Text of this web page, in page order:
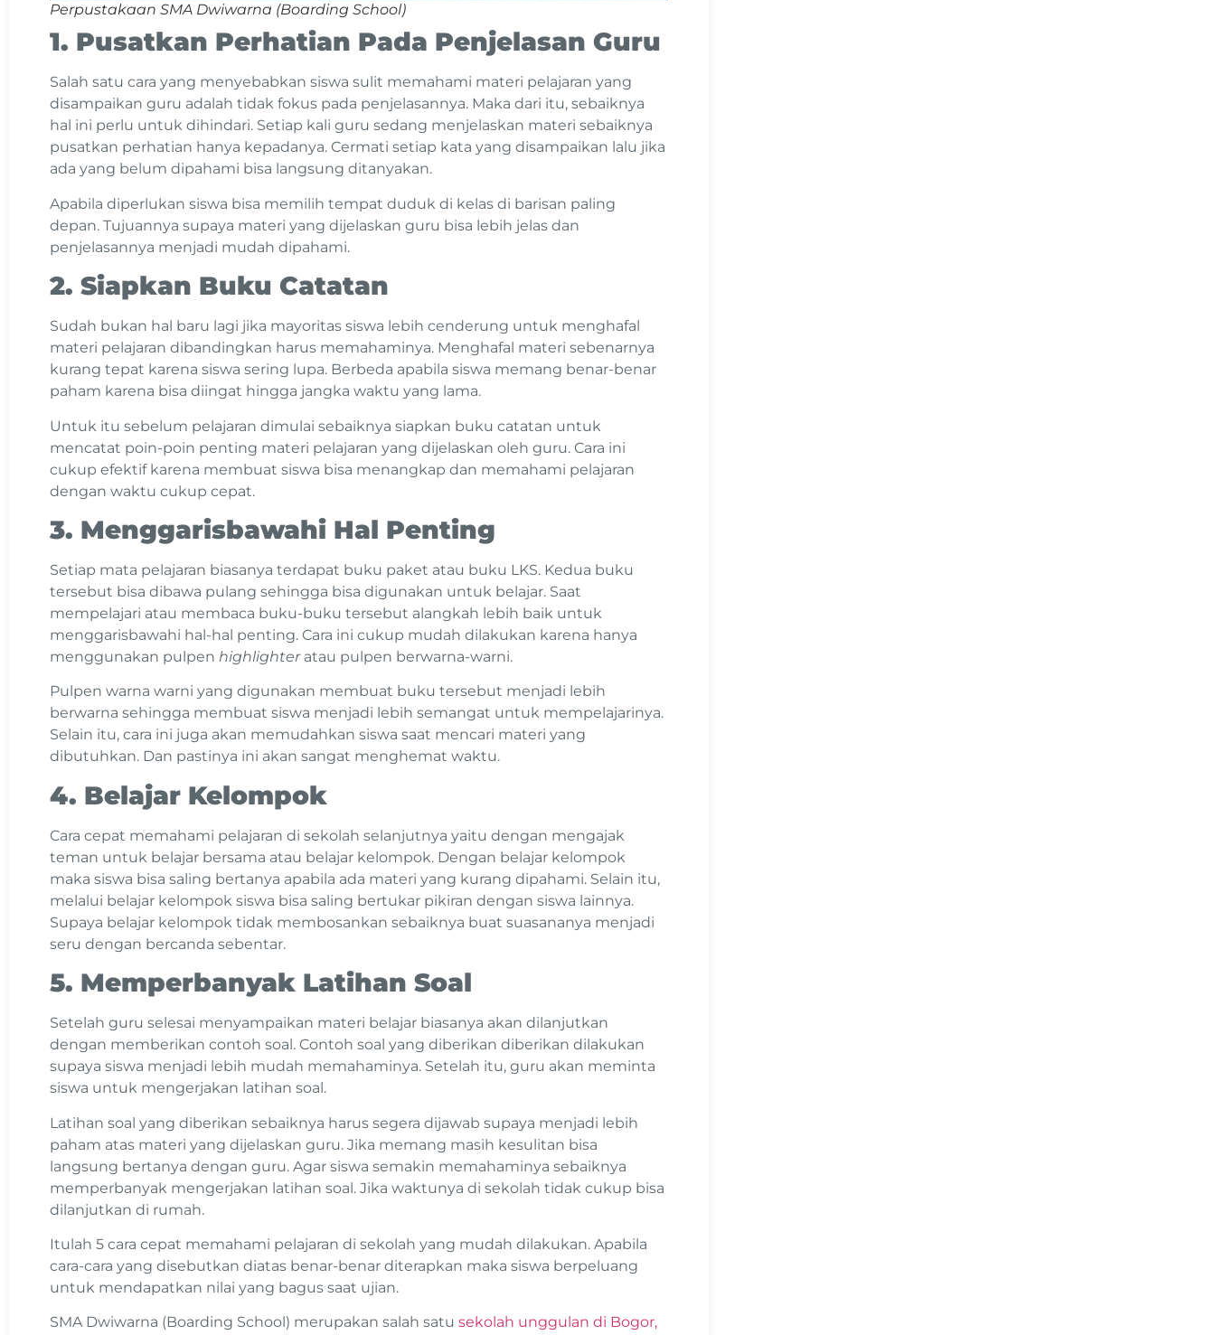
Perpustakaan SMA Dwiwarna (Boarding School)
1. Pusatkan Perhatian Pada Penjelasan Guru
Salah satu cara yang menyebabkan siswa sulit memahami materi pelajaran yang
disampaikan guru adalah tidak fokus pada penjelasannya. Maka dari itu, sebaiknya
hal ini perlu untuk dihindari. Setiap kali guru sedang menjelaskan materi sebaiknya
pusatkan perhatian hanya kepadanya. Cermati setiap kata yang disampaikan lalu jika
ada yang belum dipahami bisa langsung ditanyakan.
Apabila diperlukan siswa bisa memilih tempat duduk di kelas di barisan paling
depan. Tujuannya supaya materi yang dijelaskan guru bisa lebih jelas dan
penjelasannya menjadi mudah dipahami.
2. Siapkan Buku Catatan
Sudah bukan hal baru lagi jika mayoritas siswa lebih cenderung untuk menghafal
materi pelajaran dibandingkan harus memahaminya. Menghafal materi sebenarnya
kurang tepat karena siswa sering lupa. Berbeda apabila siswa memang benar-benar
paham karena bisa diingat hingga jangka waktu yang lama.
Untuk itu sebelum pelajaran dimulai sebaiknya siapkan buku catatan untuk
mencatat poin-poin penting materi pelajaran yang dijelaskan oleh guru. Cara ini
cukup efektif karena membuat siswa bisa menangkap dan memahami pelajaran
dengan waktu cukup cepat.
3. Menggarisbawahi Hal Penting
Setiap mata pelajaran biasanya terdapat buku paket atau buku LKS. Kedua buku
tersebut bisa dibawa pulang sehingga bisa digunakan untuk belajar. Saat
mempelajari atau membaca buku-buku tersebut alangkah lebih baik untuk
menggarisbawahi hal-hal penting. Cara ini cukup mudah dilakukan karena hanya
menggunakan pulpen highlighter atau pulpen berwarna-warni.
Pulpen warna warni yang digunakan membuat buku tersebut menjadi lebih
berwarna sehingga membuat siswa menjadi lebih semangat untuk mempelajarinya.
Selain itu, cara ini juga akan memudahkan siswa saat mencari materi yang
dibutuhkan. Dan pastinya ini akan sangat menghemat waktu.
4. Belajar Kelompok
Cara cepat memahami pelajaran di sekolah selanjutnya yaitu dengan mengajak
teman untuk belajar bersama atau belajar kelompok. Dengan belajar kelompok
maka siswa bisa saling bertanya apabila ada materi yang kurang dipahami. Selain itu,
melalui belajar kelompok siswa bisa saling bertukar pikiran dengan siswa lainnya.
Supaya belajar kelompok tidak membosankan sebaiknya buat suasananya menjadi
seru dengan bercanda sebentar.
5. Memperbanyak Latihan Soal
Setelah guru selesai menyampaikan materi belajar biasanya akan dilanjutkan
dengan memberikan contoh soal. Contoh soal yang diberikan diberikan dilakukan
supaya siswa menjadi lebih mudah memahaminya. Setelah itu, guru akan meminta
siswa untuk mengerjakan latihan soal.
Latihan soal yang diberikan sebaiknya harus segera dijawab supaya menjadi lebih
paham atas materi yang dijelaskan guru. Jika memang masih kesulitan bisa
langsung bertanya dengan guru. Agar siswa semakin memahaminya sebaiknya
memperbanyak mengerjakan latihan soal. Jika waktunya di sekolah tidak cukup bisa
dilanjutkan di rumah.
Itulah 5 cara cepat memahami pelajaran di sekolah yang mudah dilakukan. Apabila
cara-cara yang disebutkan diatas benar-benar diterapkan maka siswa berpeluang
untuk mendapatkan nilai yang bagus saat ujian.
SMA Dwiwarna (Boarding School) merupakan salah satu sekolah unggulan di Bogor,